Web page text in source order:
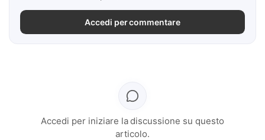
Accedi per commentare
Accedi per iniziare la discussione su questo
articolo.